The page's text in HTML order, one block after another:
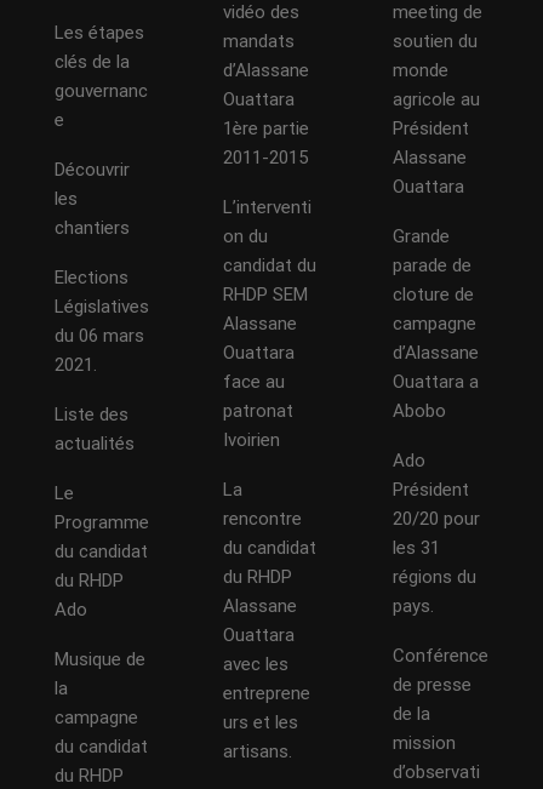
Les étapes
clés de la
gouvernanc
e
Découvrir
les
chantiers
Elections
Législatives
du 06 mars
2021.
Liste des
actualités
Le
Programme
du candidat
du RHDP
Ado
Musique de
la
campagne
du candidat
du RHDP
vidéo des
mandats
d’Alassane
Ouattara
1ère partie
2011-2015
L’interventi
on du
candidat du
RHDP SEM
Alassane
Ouattara
face au
patronat
Ivoirien
La
rencontre
du candidat
du RHDP
Alassane
Ouattara
avec les
entreprene
urs et les
artisans.
meeting de
soutien du
monde
agricole au
Président
Alassane
Ouattara
Grande
parade de
cloture de
campagne
d’Alassane
Ouattara a
Abobo
Ado
Président
20/20 pour
les 31
régions du
pays.
Conférence
de presse
de la
mission
d’observati